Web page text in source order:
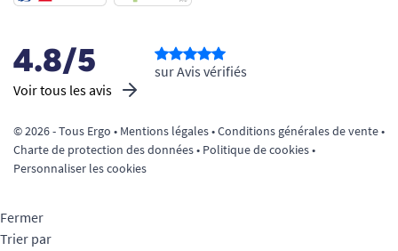
4.8/5
Voir tous les avis
sur Avis vérifiés
© 2026 - Tous Ergo • Mentions légales•Conditions générales de vente•
Charte de protection des données• Politique de cookies•
Personnaliser les cookies
Fermer
Trier par